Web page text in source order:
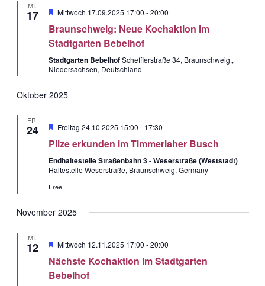
MI.
17 Hervorgehobe
Mittwoch 17.09.2025 17:00 -20:00
Braunschweig: Neue Kochaktion im
Stadtgarten Bebelhof
Stadtgarten BebelhofSchefflerstraße 34, Braunschweig,,
Niedersachsen, Deutschland
Oktober 2025
FR.
24 Hervorgehobe
Freitag 24.10.2025 15:00 - 17:30
Pilze erkunden im Timmerlaher Busch
Endhaltestelle Straßenbahn 3 - Weserstraße (Weststadt)
Haltestelle Weserstraße, Braunschweig, Germany
Free
November 2025
MI.
12 Hervorgehobe
Mittwoch 12.11.2025 17:00 -20:00
Nächste Kochaktion im Stadtgarten
Bebelhof
IBAN: DE90 2505 0000
0152 0278 35
BIC: NOLADE2HXXX
Wunsch auch eine
Spendenquittung
ausstellen.
05331/902626